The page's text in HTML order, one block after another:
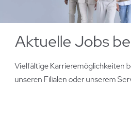
Aktuelle Jobs
Vielfältige Karrieremöglichkeiten
unseren Filialen oderunserem